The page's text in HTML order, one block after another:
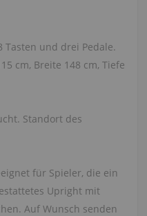
und drei Pedale.
cm, Breite 148 cm, Tiefe
Standort des
für Spieler, die ein
Upright mit
Auf Wunsch senden